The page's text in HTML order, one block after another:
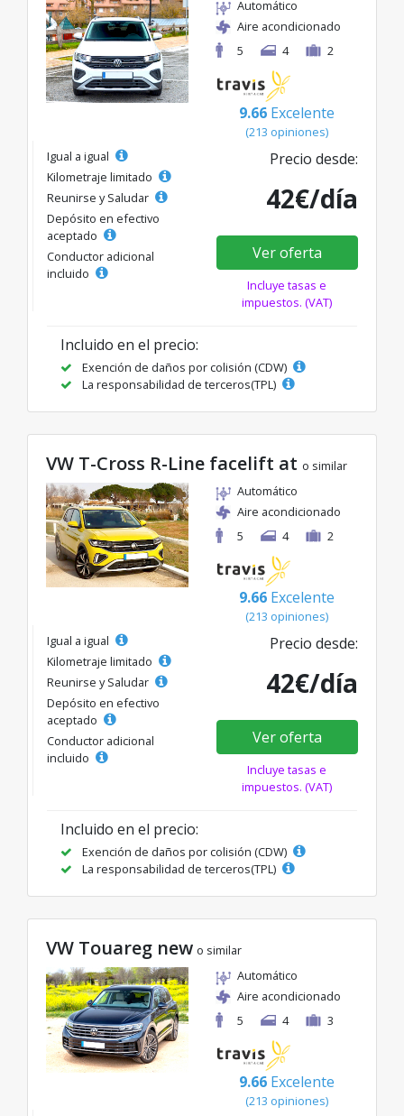
Automático
Aire acondicionado
5
4 2
9.66 Excelente
(213 opiniones)
Igual a igual
Kilometraje limitado
Reunirse y Saludar
Depósito en efectivo
aceptado
Conductor adicional
incluido
Precio desde:
42€/día
Ver oferta
Incluye tasas e
impuestos. (VAT)
Incluido en el precio:
Exención de daños por colisión (CDW)
La responsabilidad de terceros(TPL)
VW T-Cross R-Line facelift at o similar
Automático
Aire acondicionado
5
4 2
9.66 Excelente
(213 opiniones)
Igual a igual
Kilometraje limitado
Reunirse y Saludar
Depósito en efectivo
aceptado
Conductor adicional
incluido
Precio desde:
42€/día
Ver oferta
Incluye tasas e
impuestos. (VAT)
Incluido en el precio:
Exención de daños por colisión (CDW)
La responsabilidad de terceros(TPL)
VW Touareg new o similar
Automático
Aire acondicionado
5
4 3
9.66 Excelente
(213 opiniones)